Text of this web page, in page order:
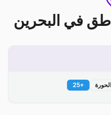
في البحرين
الحورة +
25